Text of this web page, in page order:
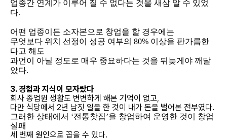
업종간 연계가 이루어 질 수 없다는 것을 새삼 알 수 있었
다.
어떤 업종이든 소자본으로 창업을 할 경우에는
무엇보다 위치 선정이 성공 여부의 80% 이상을 판가름한
다고 해도
과언이 아닐 정도로 매우 중요하다는 것을 뒤늦게야 깨달
았다.
3. 경험과 지식이 모자랐다
회사 종업원 생활도 변변하게 해본 기억이 없고,
다만 식당에서 2년 남짓 일을 한 것이 내가 돈을 벌어본 전부였다.
그러한 상태에서 ‘전통찻집’을 창업하여 운영한 것이 창업
실패
세 번째 원인으로 꼽을 수 있다.